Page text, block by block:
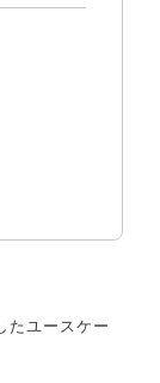
たユースケー